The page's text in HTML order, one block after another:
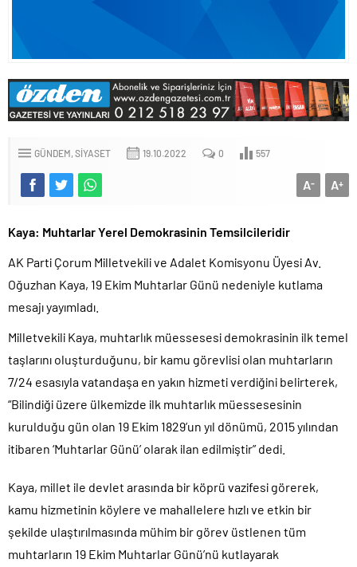
GÜNDEM SIYASET 19.10.2022 0 557
A+
A-
Kaya: Muhtarlar Yerel Demokrasinin Temsilcileridir
AK Parti Çorum Milletvekili ve Adalet Komisyonu Üyesi Av.
Oğuzhan Kaya, 19 Ekim Muhtarlar Günü nedeniyle kutlama
mesajı yayımladı.
Milletvekili Kaya, muhtarlık müessesesi demokrasinin ilk temel
taşlarını oluşturduğunu, bir kamu görevlisi olan muhtarların
7/24 esasıyla vatandaşa en yakın hizmeti verdiğini belirterek,
“Bilindiği üzere ülkemizde ilk muhtarlık müessesesinin
kurulduğu gün olan 19 Ekim 1829’un yıl dönümü, 2015 yılından
itibaren ‘Muhtarlar Günü’ olarak ilan edilmiştir” dedi.
Kaya, millet ile devlet arasında bir köprü vazifesi görerek,
kamu hizmetinin köylere ve mahallelere hızlı ve etkin bir
şekilde ulaştırılmasında mühim bir görev üstlenen tüm
muhtarların 19 Ekim Muhtarlar Günü’nü kutlayarak